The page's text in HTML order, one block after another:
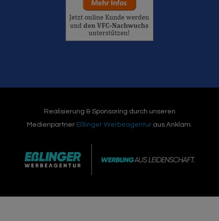
Realisierung & Sponsoring durch unseren
Medienpartner Eßlinger Werbeagentur aus Anklam.